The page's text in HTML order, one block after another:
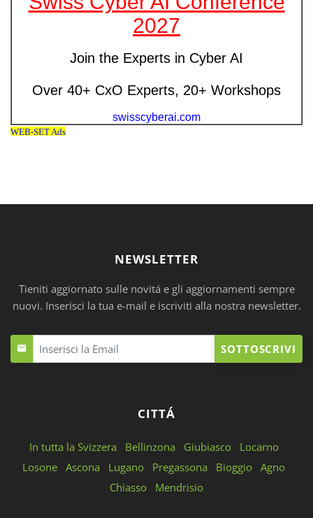
NEWSLETTER
Tieniti aggiornato sulle novitá e gli aggiornamenti sempre
nuovi. Inserisci la tua e-mail e iscriviti alla nostra newsletter.
SOTTOSCRIVI
CITTÁ
In tutta la Svizzera Bellinzona Giubiasco
Locarno
Losone Ascona Lugano Pregassona Bioggio Agno
Chiasso
Mendrisio